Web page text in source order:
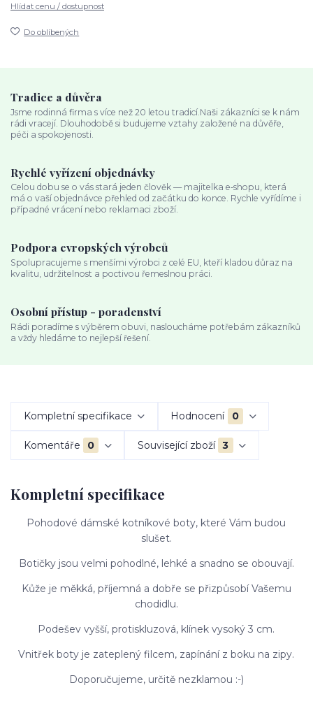
Hlídat cenu / dostupnost
Do oblíbených
Tradice a důvěra
Jsme rodinná firma s více než 20 letou tradicí.Naši zákazníci se k nám
rádi vracejí. Dlouhodobě si budujeme vztahy založené na důvěře,
péči a spokojenosti.
Rychlé vyřízení objednávky
Celou dobu se o vás stará jeden člověk — majitelka e‑shopu, která
má o vaší objednávce přehled od začátku do konce. Rychle vyřídíme i
případné vrácení nebo reklamaci zboží.
Podpora evropských výrobců
Spolupracujeme s menšími výrobci z celé EU, kteří kladou důraz na
kvalitu, udržitelnost a poctivou řemeslnou práci.
Osobní přístup - poradenství
Rádi poradíme s výběrem obuvi, nasloucháme potřebám zákazníků
a vždy hledáme to nejlepší řešení.
Kompletní specifikace Hodnocení 0
Komentáře 0 Související zboží 3
Kompletní specifikace
Pohodové dámské kotníkové boty, které Vám budou
slušet.
Botičky jsou velmi pohodlné, lehké a snadno se obouvají.
Kůže je měkká, příjemná a dobře se přizpůsobí Vašemu
chodidlu.
Podešev vyšší, protiskluzová, klínek vysoký 3 cm.
Vnitřek boty je zateplený filcem, zapínání z boku na zipy.
Doporučujeme, určitě nezklamou :-)